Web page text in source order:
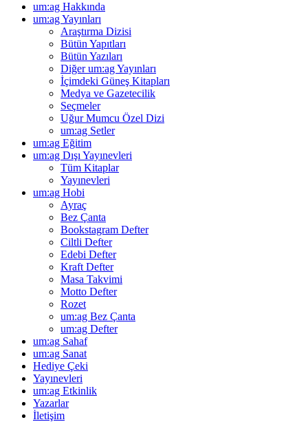
um:ag Hakkında
um:ag Yayınları
Araştırma Dizisi
Bütün Yapıtları
Bütün Yazıları
Diğer um:ag Yayınları
İçimdeki Güneş Kitapları
Medya ve Gazetecilik
Seçmeler
Uğur Mumcu Özel Dizi
um:ag Setler
um:ag Eğitim
um:ag Dışı Yayınevleri
Tüm Kitaplar
Yayınevleri
um:ag Hobi
Ayraç
Bez Çanta
Bookstagram Defter
Ciltli Defter
Edebi Defter
Kraft Defter
Masa Takvimi
Motto Defter
Rozet
um:ag Bez Çanta
um:ag Defter
um:ag Sahaf
um:ag Sanat
Hediye Çeki
Yayınevleri
um:ag Etkinlik
Yazarlar
İletişim